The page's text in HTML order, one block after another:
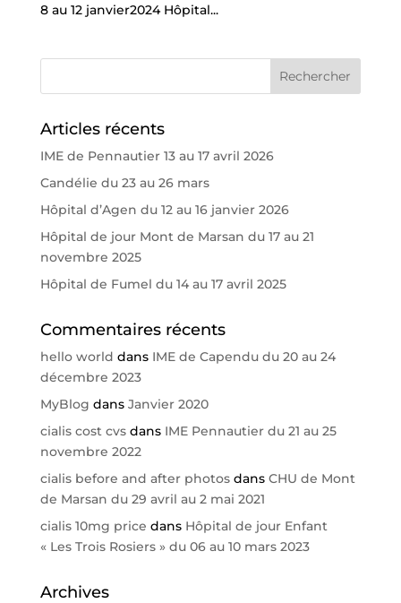
8 au 12 janvier2024 Hôpital...
Articles récents
IME de Pennautier 13 au 17 avril 2026
Candélie du 23 au 26 mars
Hôpital d’Agen du 12 au 16 janvier 2026
Hôpital de jour Mont de Marsan du 17 au 21
novembre 2025
Hôpital de Fumel du 14 au 17 avril 2025
Commentaires récents
hello world dans IME de Capendu du 20 au 24
décembre 2023
MyBlog dans Janvier 2020
cialis cost cvsdans IME Pennautier du 21 au 25
novembre 2022
cialis before and after photosdans CHU de Mont
de Marsan du 29 avril au 2 mai 2021
cialis 10mg price dans Hôpital de jour Enfant
« Les Trois Rosiers » du 06 au 10 mars 2023
Archives